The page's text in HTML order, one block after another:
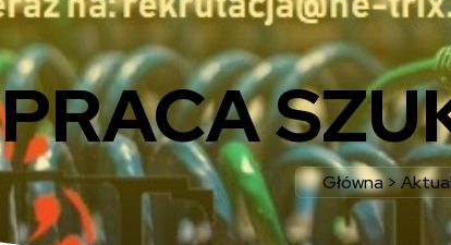
PRACA
Główna>